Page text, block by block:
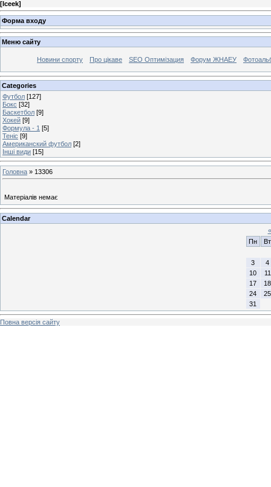
[Iceek]
Форма входу
Меню сайту
Новини спорту Про цікаве SEO Оптимізация Форум ЖНАЕУ
Categories
Футбол [127]
Бокс [32]
Баскетбол [9]
Хокей [9]
Формула - 1 [5]
Теніс [9]
Американский футбол [2]
Інші види [15]
Головна » 13306
Матеріалів немає
Calendar
«
Пн
Вт
3
4
10
11
17
18
24
25
31
Повна версія сайту